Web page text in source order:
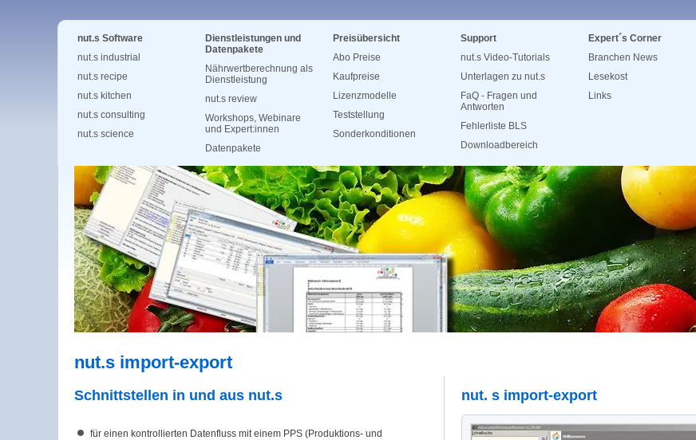
nut.s Software
nut.s industrial
nut.s recipe
nut.s kitchen
nut.s consulting
nut.s science
Dienstleistungen und
Datenpakete
Nährwertberechnung als
Dienstleistung
nut.s review
Workshops, Webinare
und Expert:innen
Datenpakete
Preisübersicht
Abo Preise
Kaufpreise
Lizenzmodelle
Teststellung
Sonderkonditionen
Support
nut.s Video-Tutorials
Unterlagen zu nut.s
FaQ - Fragen und
Antworten
Fehlerliste BLS
Downloadbereich
Expert´s Corner
Branchen News
Lesekost
Links
nut.s import-export
Schnittstellen in und aus nut.s
für einen kontrollierten Datenfluss mit einem PPS (Produktions- und
nut. s import-export